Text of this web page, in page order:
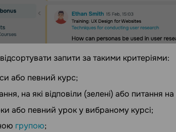
запити за такими критеріями:
або певний курс;
на які відповіли (зелені) або питання на
або певний урок у вибраному курсі;
групою;